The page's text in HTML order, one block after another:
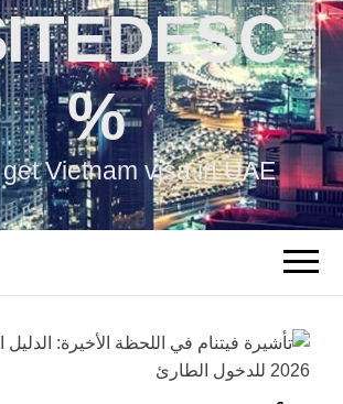
%
Vietnam visa in UAE